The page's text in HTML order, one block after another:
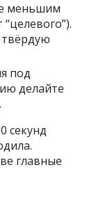
меньшим
под
делайте
секунд
главные